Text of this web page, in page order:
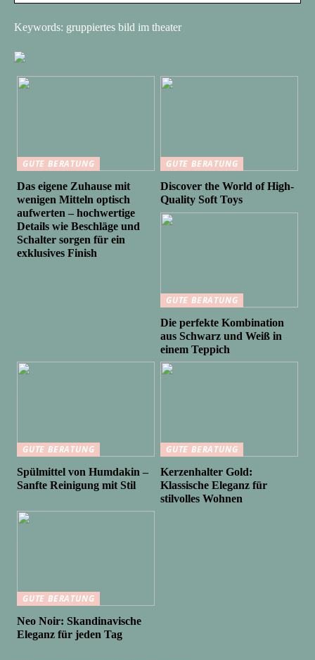
Keywords: gruppiertes bild im theater
GUTE BERATUNG
Das eigene Zuhause mit
wenigen Mitteln optisch
aufwerten – hochwertige
Details wie Beschläge und
Schalter sorgen für ein
exklusives Finish
GUTE BERATUNG
Discover the World of High-
Quality Soft Toys
GUTE BERATUNG
Die perfekte Kombination
aus Schwarz und Weiß in
einem Teppich
GUTE BERATUNG
Spülmittel von Humdakin –
Sanfte Reinigung mit Stil
GUTE BERATUNG
Kerzenhalter Gold:
Klassische Eleganz für
stilvolles Wohnen
GUTE BERATUNG
Neo Noir: Skandinavische
Eleganz für jeden Tag